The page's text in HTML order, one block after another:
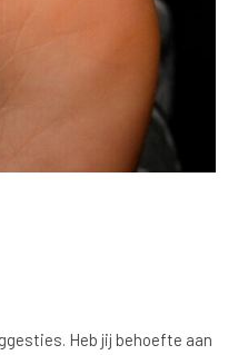
Heb jij behoefte aan